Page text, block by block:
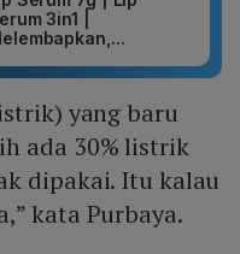
3in1 |
yang baru
ada 30% listrik
dipakai. Itu kalau
kata Purbaya.